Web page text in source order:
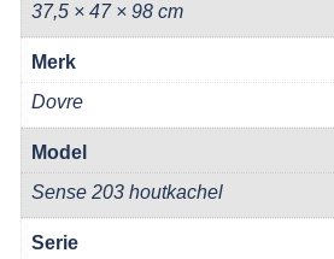
37,5 × 47 × 98 cm
Merk
Dovre
Model
Sense 203 houtkachel
Serie